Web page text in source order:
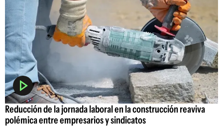
Reducción de la jornada laboral en la construcción reaviva
polémica entre empresarios y sindicatos